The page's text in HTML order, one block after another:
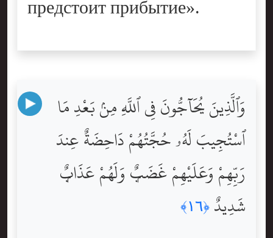
предстоит прибытие».
وَٱلَّذِينَ يُحَآجُّونَ فِى ٱللَّهِ مِنۢ بَعْدِ مَا
ٱسْتُجِيبَ لَهُۥ حُجَّتُهُمْ دَاحِضَةٌ عِندَ
رَبِّهِمْ وَعَلَيْهِمْ غَضَبٌۭ وَلَهُمْ عَذَابٌۭ
شَدِيدٌ ﴿١٦﴾